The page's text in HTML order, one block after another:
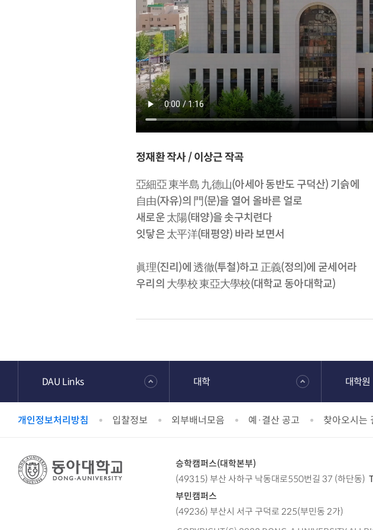
정재환 작사 / 이상근 작곡
亞細亞 東半島 九德山(아세아 동반도 구덕산) 기슭에
自由(자유)의 門(문)을 열어 올바른 얼로
새로운 太陽(태양)을 솟구치련다
잇닿은 太平洋(태평양) 바라 보면서
眞理(진리)에 透徹(투철)하고 正義(정의)에 굳세어라
우리의 大學校 東亞大學校(대학교 동아대학교)
개인정보처리방침 입찰정보 외부배너모음 예·결산 공고 찾아오시는
DAU Links 대학 대학원
승학캠퍼스(대학본부)
(49315) 부산 사하구 낙동대로550번길 37 (하단동)
부민캠퍼스
(49236) 부산시 서구 구덕로 225(부민동 2가)